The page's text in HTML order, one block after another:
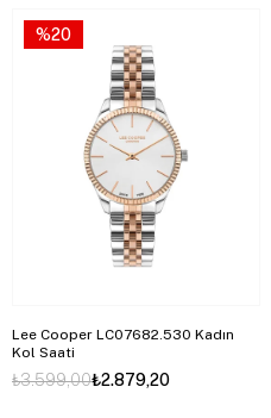
Lee Cooper LC07682.530 Kadın
Kol Saati
₺2.879,20
₺3.599,00
%20